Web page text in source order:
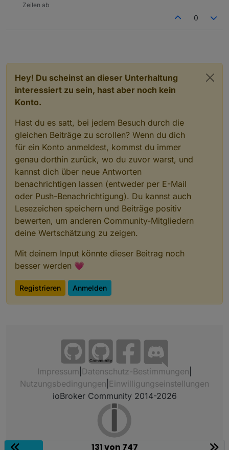
Zeilen ab
0
Hey! Du scheinst an dieser Unterhaltung
interessiert zu sein, hast aber noch kein
Konto.
Hast du es satt, bei jedem Besuch durch die
gleichen Beiträge zu scrollen? Wenn du dich
für ein Konto anmeldest, kommst du immer
genau dorthin zurück, wo du zuvor warst, und
kannst dich über neue Antworten
benachrichtigen lassen (entweder per E-Mail
oder Push-Benachrichtigung). Du kannst auch
Lesezeichen speichern und Beiträge positiv
bewerten, um anderen Community-Mitgliedern
deine Wertschätzung zu zeigen.
Mit deinem Input könnte dieser Beitrag noch
besser werden 💗
Registrieren Anmelden
Community
Impressum Datenschutz-Bestimmungen
Nutzungsbedingungen Einwilligungseinstellungen
ioBroker Community 2014-2026
131 von 747